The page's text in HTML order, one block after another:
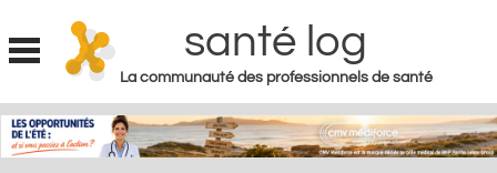
Jump to navigation
santé log
La communauté des professionnels de santé
MON COMPTE